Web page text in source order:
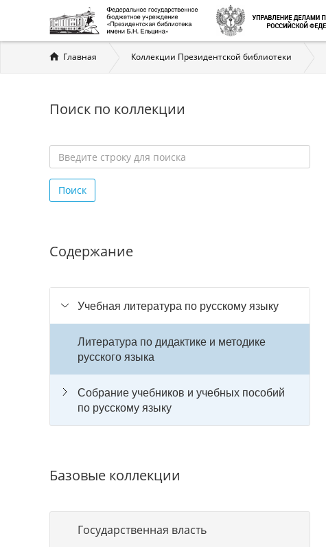
Вы
здесь
Главная Коллекции Президентской библиотеки
Поиск по коллекции
строку
для
Поиск
Содержание
Учебная литература по русскому языку
Литература по дидактике и методике
русского языка
Собрание учебников и учебных пособий
по русскому языку
Базовые коллекции
Государственная власть